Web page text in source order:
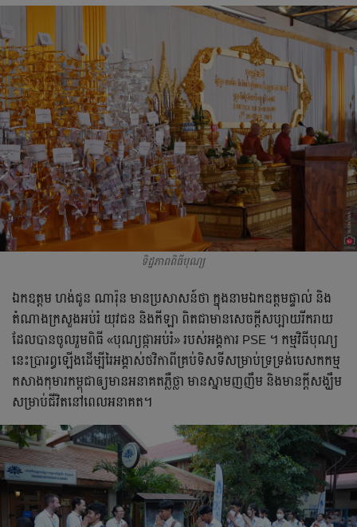
ទិដ្ឋភាពពិធីបុណ្យ
ឯកឧត្ដម​ ហង់ជូន​ ណារ៉ុន​ មាន​ប្រសាសន៍​ថា​ ក្នុង​នាម​ឯកឧត្ដម​ផ្ទាល់​ និង​
តំណាង​ក្រសួងអប់រំ​ យុវជន​ និង​កីឡា​ ពិត​ជា​មាន​សេចក្ដី​សប្បាយ​រីករាយ​
ដែល​បាន​ចូលរួម​ពិធី «​បុណ្យ​ផ្កា​អប់រំ​» របស់​អង្គការ​ PSE ។​ កម្មវិធី​បុណ្យ​
នេះ​ប្រារព្ធឡើង​ដើម្បី​រៃអង្គាស់​ថវិកា​ពី​គ្រប់ទិសទី​សម្រាប់​ទ្រទ្រង់​បេសកកម្ម​
កសាង​កុមារ​កម្ពុជា​ឲ្យ​មាន​អនាគត​ភ្លឺថ្លា​ មាន​ស្នាមញញឹម​ និង​មាន​ក្ដី​សង្ឃឹម​
សម្រាប់​ជីវិត​នៅ​ពេល​អនាគត។​